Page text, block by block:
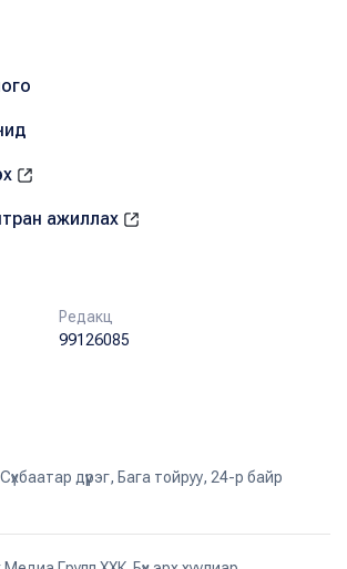
ажиллах
Редакц
99126085
дүүрэг, Бага тойруу, 24-р байр